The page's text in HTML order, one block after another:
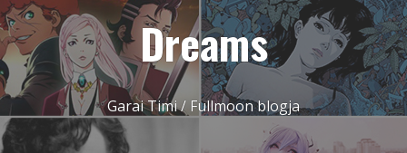
Dreams
Garai Timi / Fullmoon blogja